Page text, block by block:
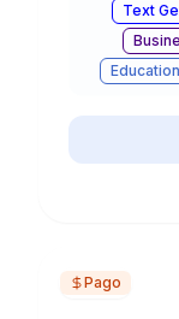
Text
Education
Pago